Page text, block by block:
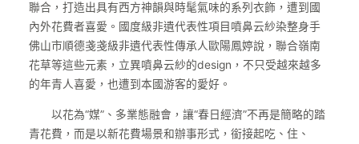
聯合，打造出具有西方神韻與時髦氣味的系列衣飾，遭到國
內外花費者喜愛。國度級非遺代表性項目噴鼻云紗染整身手
佛山市順德戔戔級非遺代表性傳承人歐陽鳳婷說，聯合嶺南
花草等這些元素，立異噴鼻云紗的design，不只受越來越多
的年青人喜愛，也遭到本國游客的愛好。
以花為“媒”、多業態融會，讓“春日經濟”不再是簡略的踏
青花費，而是以新花費場景和辦事形式，銜接起吃、住、